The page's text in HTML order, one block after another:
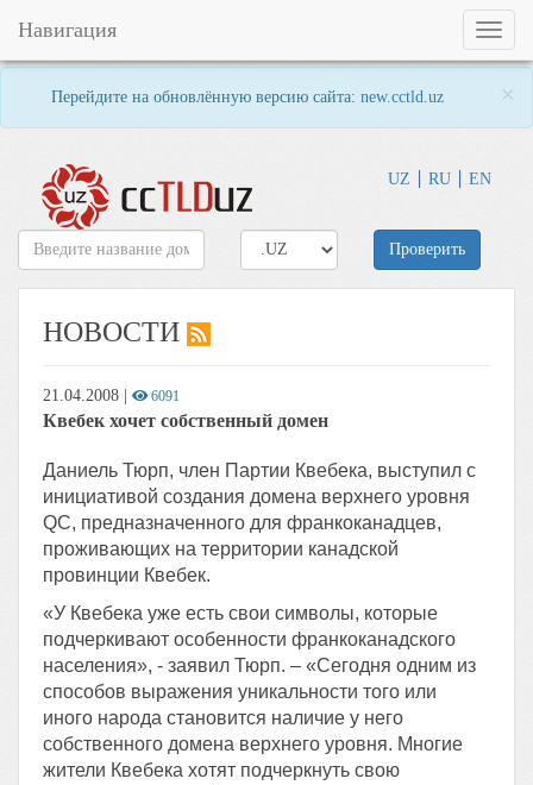
Перейдите на обновлённую версию сайта: new.cctld.uz ×
UZ RU EN
Toggle
Навигация
Проверить
НОВОСТИ
21.04.2008 6091
Квебек хочет собственный домен
Даниель Тюрп, член Партии Квебека, выступил с
инициативой создания домена верхнего уровня
QC, предназначенного для франкоканадцев,
проживающих на территории канадской
провинции Квебек.
«У Квебека уже есть свои символы, которые
подчеркивают особенности франкоканадского
населения», - заявил Тюрп. – «Сегодня одним из
способов выражения уникальности того или
иного народа становится наличие у него
собственного домена верхнего уровня. Многие
жители Квебека хотят подчеркнуть свою